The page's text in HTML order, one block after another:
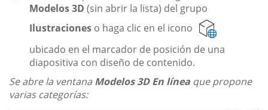
Modelos 3D (sin abrir la lista) del grupo
Ilustraciones o haga clic en el icono
ubicado en el marcador de posición de una
diapositiva con diseño de contenido.
Se abre la ventana Modelos 3D En línea que propone
varias categorías: